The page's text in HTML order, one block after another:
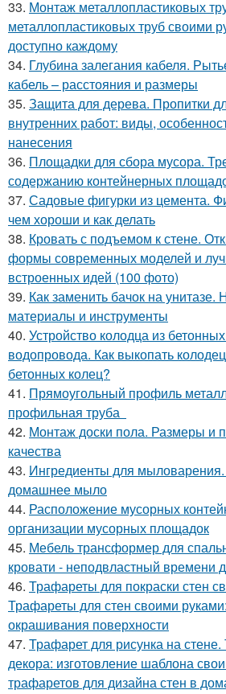
33. Монтаж металлопластиковых
металлопластиковых труб своими
доступно каждому
34. Глубина залегания кабеля.
кабель – расстояния и размеры
35. Защита для дерева. Пропитки
внутренних работ: виды,
нанесения
36. Площадки для сбора мусора.
содержанию контейнерных
37. Садовые фигурки из цемента.
чем хороши и как делать
38. Кровать с подъемом к стене.
формы современных моделей и
встроенных идей (100 фото)
39. Как заменить бачок на
материалы и инструменты
40. Устройство колодца из
водопровода. Как выкопать
бетонных колец?
41. Прямоугольный профиль
профильная труба
42. Монтаж доски пола. Размеры и
качества
43. Ингредиенты для
домашнее мыло
44. Расположение мусорных
организации мусорных площадок
45. Мебель трансформер для
кровати - неподвластный времени
46. Трафареты для покраски стен
Трафареты для стен своими
окрашивания поверхности
47. Трафарет для рисунка на
декора: изготовление шаблона
трафаретов для дизайна стен в